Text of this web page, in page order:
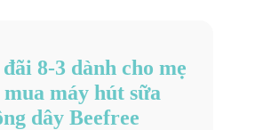
8-3 dành cho mẹ
máy hút sữa
dây Beefree